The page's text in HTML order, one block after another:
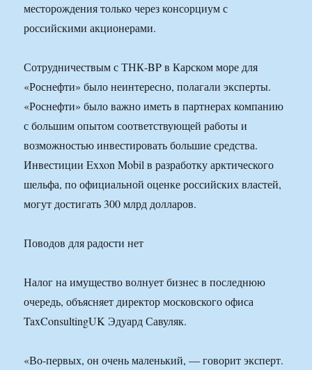
месторождения только через консорциум с
российскими акционерами.
Сотрудничествым с ТНК-BP в Карском море для
«Роснефти» было неинтересно, полагали эксперты.
«Роснефти» было важно иметь в партнерах компанию
с большим опытом соответствующей работы и
возможностью инвестировать большие средства.
Инвестиции Exxon Mobil в разработку арктического
шельфа, по официальной оценке российских властей,
могут достигать 300 млрд долларов.
Поводов для радости нет
Налог на имущество волнует бизнес в последнюю
очередь, объясняет директор московского офиса
TaxConsultingUK Эдуард Савуляк.
«Во-первых, он очень маленький, — говорит эксперт.